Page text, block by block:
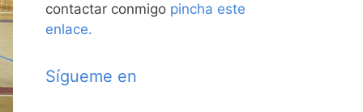
contactar conmigo pincha este
enlace.
Sígueme en